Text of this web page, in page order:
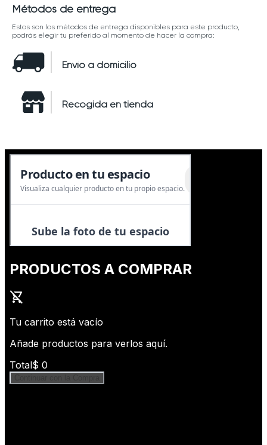
Métodos de entrega
Estos son los métodos de entrega disponibles para este producto,
podrás elegir tu preferido al momento de hacer la compra:
Envío a domicilio
Recogida en tienda